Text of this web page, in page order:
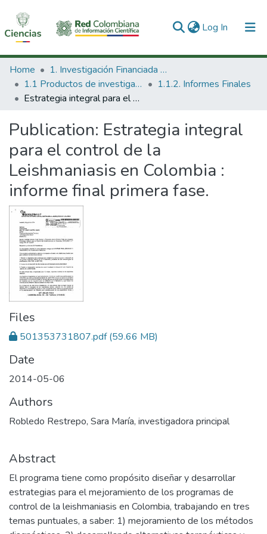
Log In (current)
Communities & Collections
All of DSpace
Home
1. Investigación Financiada con Recursos Públicos
1.1 Productos de investigación
1.1.2. Informes Finales
Estrategia integral para el control de la Leishmaniasis en Colombia : informe final primera fase.
Publication: Estrategia integral
para el control de la
Leishmaniasis en Colombia :
informe final primera fase.
Files
501353731807.pdf(59.66 MB)
Date
2014-05-06
Authors
Robledo Restrepo, Sara María, investigadora principal
Abstract
El programa tiene como propósito diseñar y desarrollar
estrategias para el mejoramiento de los programas de
control de la leishmaniasis en Colombia, trabajando en tres
temas puntuales, a saber: 1) mejoramiento de los métodos